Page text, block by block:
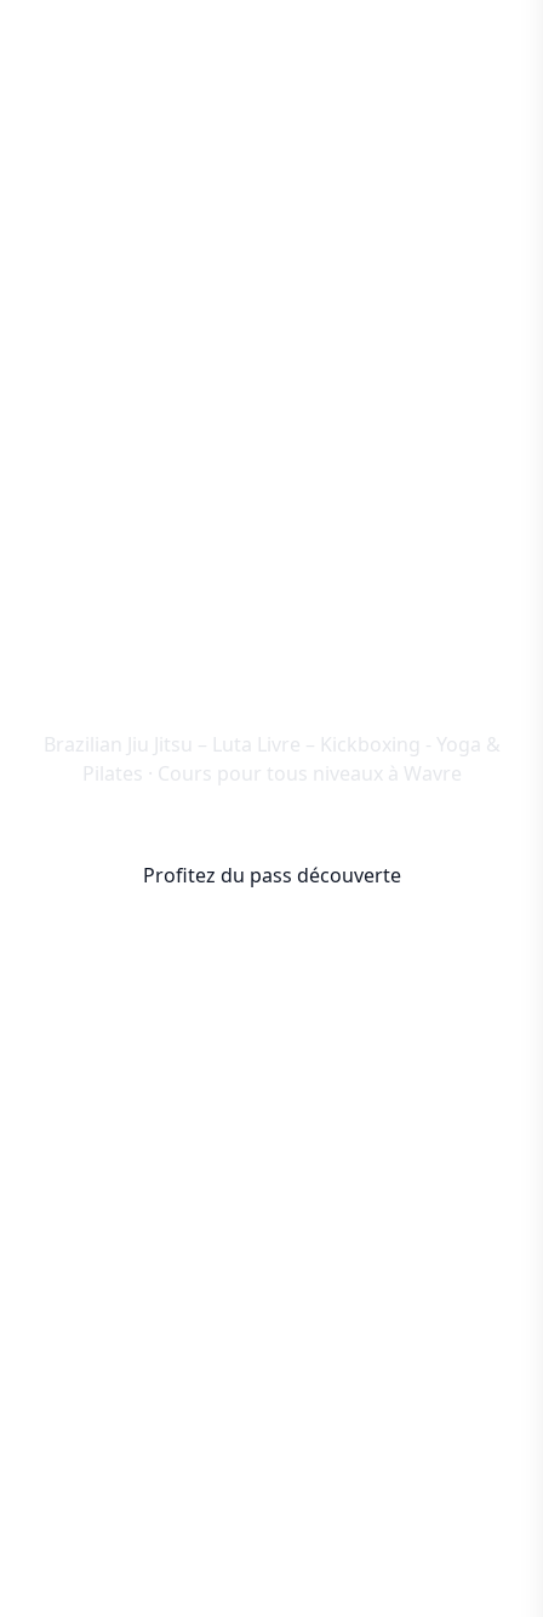
Brazilian Jiu Jitsu – Luta Livre – Kickboxing - Yoga &
Pilates · Cours pour tous niveaux à Wavre
Profitez du pass découverte